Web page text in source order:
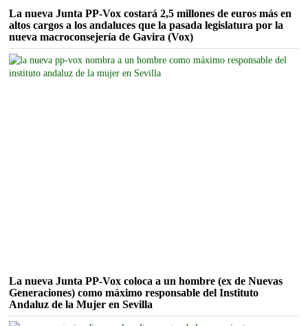
La nueva Junta PP-Vox costará 2,5 millones de euros más en
altos cargos a los andaluces que la pasada legislatura por la
nueva macroconsejería de Gavira (Vox)
La nueva Junta PP-Vox coloca a un hombre (ex de Nuevas
Generaciones) como máximo responsable del Instituto
Andaluz de la Mujer en Sevilla